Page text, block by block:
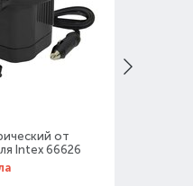
от
Intex 66626